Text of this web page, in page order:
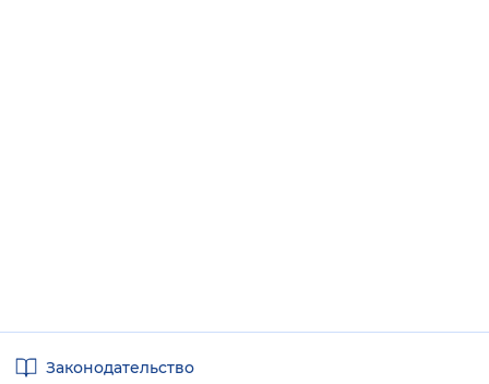
Законодательство